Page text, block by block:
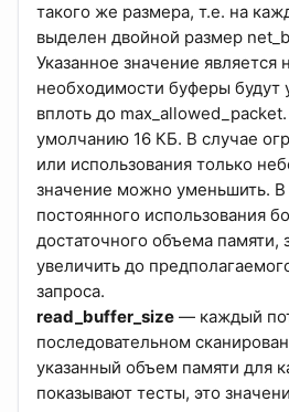
такого же размера, т.е. на
выделен двойной размер
Указанное значение является
необходимости буферы будут
вплоть до
умолчанию 16 КБ. В случае
или использования только
значение можно уменьшить.
постоянного использования
достаточного объема памяти,
увеличить до
запроса.
read_buffer_size — каждый
последовательном
указанный объем памяти для
показывают тесты, это